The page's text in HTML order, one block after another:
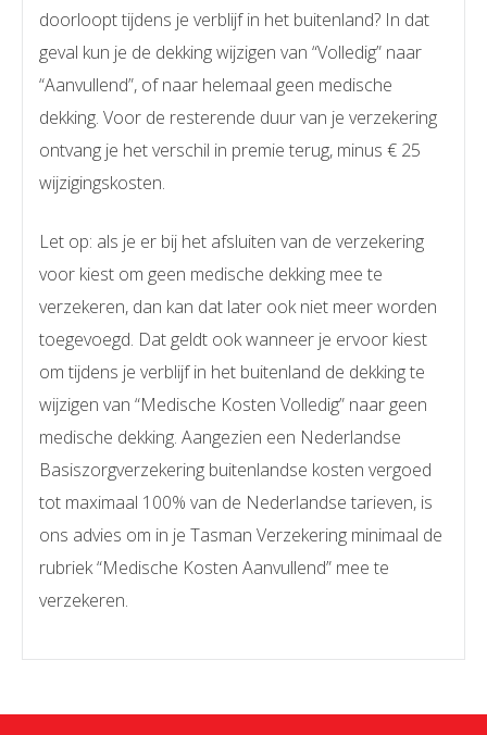
doorloopt tijdens je verblijf in het buitenland? In dat
geval kun je de dekking wijzigen van “Volledig” naar
“Aanvullend”, of naar helemaal geen medische
dekking. Voor de resterende duur van je verzekering
ontvang je het verschil in premie terug, minus € 25
wijzigingskosten.
Let op: als je er bij het afsluiten van de verzekering
voor kiest om geen medische dekking mee te
verzekeren, dan kan dat later ook niet meer worden
toegevoegd. Dat geldt ook wanneer je ervoor kiest
om tijdens je verblijf in het buitenland de dekking te
wijzigen van “Medische Kosten Volledig” naar geen
medische dekking. Aangezien een Nederlandse
Basiszorgverzekering buitenlandse kosten vergoed
tot maximaal 100% van de Nederlandse tarieven, is
ons advies om in je Tasman Verzekering minimaal de
rubriek “Medische Kosten Aanvullend” mee te
verzekeren.